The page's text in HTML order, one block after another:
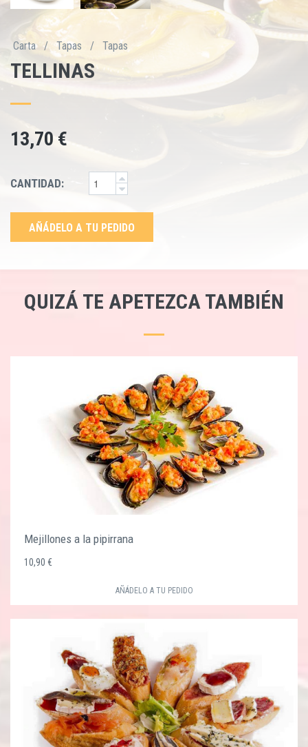
Carta / Tapas / Tapas
TELLINAS
13,70 €
CANTIDAD:
AÑÁDELO A TU PEDIDO
QUIZÁ TE APETEZCA TAMBIÉN
Mejillones a la pipirrana
10,90 €
AÑÁDELO A TU PEDIDO